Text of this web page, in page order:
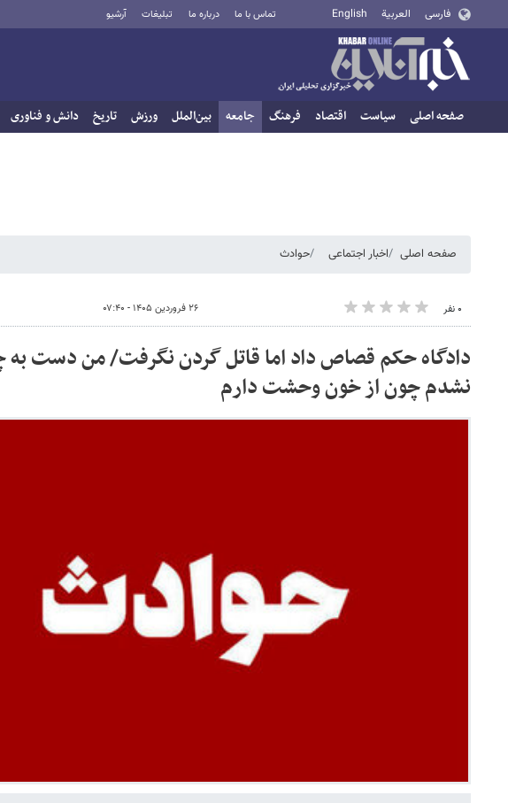
فارسی العربية English تماس با ما درباره ما تبلیغات آرشیو
صفحه اصلی سیاست اقتصاد فرهنگ جامعه بین‌الملل ورزش تاریخ دانش و فناوری
صفحه اصلی اخبار اجتماعی حوادث
۰ نفر ۲۶ فروردین ۱۴۰۵ - ۰۷:۴۰
دادگاه حکم قصاص داد اما قاتل گردن نگرفت/ من دست به
نشدم چون از خون وحشت دارم